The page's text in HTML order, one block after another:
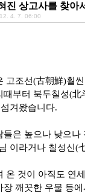
진 상고사를 찾아
4. 7. 06:00
고조선(古朝鮮)훨
때부터 북두칠성(
겨왔습니다.
들은 높으나 낮으나
이라거나 칠성신(
온 것이 아직도 연
장 깨끗한 우물 등